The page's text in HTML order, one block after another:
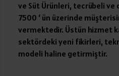
ve Süt Ürünleri, tecrübeli
7500 ‘ ün üzerinde
vermektedir. Üstün hizmet
sektördeki yeni fikirleri,
modeli haline getirmiştir.